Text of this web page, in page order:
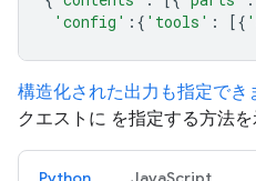
'config' :{ 'tools' : [{
構造化された出力も指定でき
クエストに を指定する方法を